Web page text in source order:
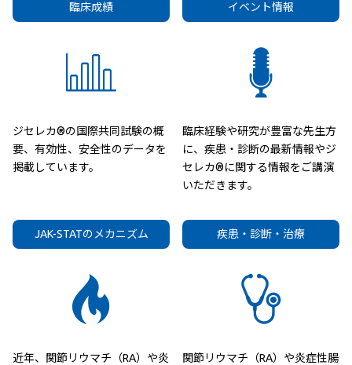
臨床成績
ジセレカ®の国際共同試験の概
要、有効性、安全性のデータを
掲載しています。
イベント情報
臨床経験や研究が豊富な先生方
に、疾患・診断の最新情報やジ
セレカ®に関する情報をご講演
いただきます。
JAK-STATのメカニズム
近年、関節リウマチ（RA）や炎
疾患・診断・治療
関節リウマチ（RA）や炎症性腸